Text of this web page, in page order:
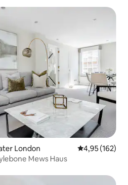
London
4,95 (162)
Mews Haus